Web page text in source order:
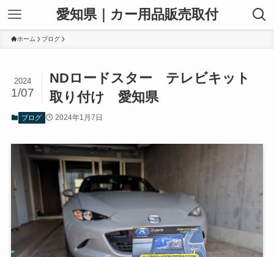
愛知県｜カー用品販売取付
ホーム ブログ
NDロードスター テレビキット
取り付け 愛知県
2024
1/07
ブログ 2024年1月7日